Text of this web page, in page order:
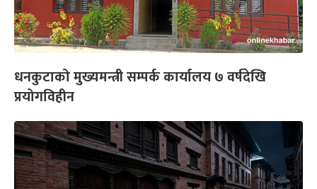
धनकुटाको मुख्यमन्त्री सम्पर्क कार्यालय ७ वर्षदेखि
प्रयोगविहीन